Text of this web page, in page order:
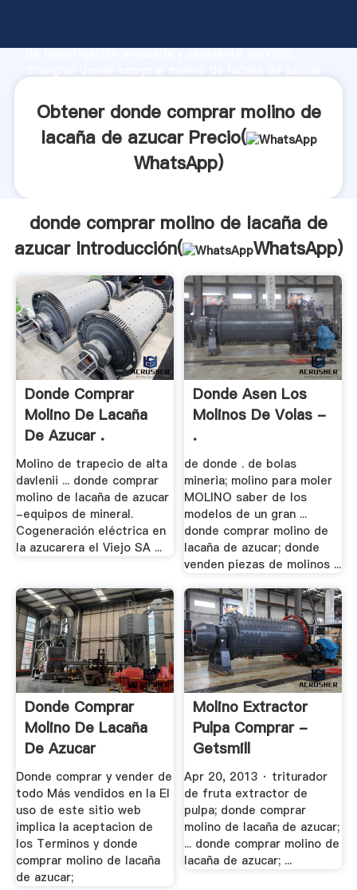
de investigación avanzada y excelente servicio,
clientes.
Obtener donde comprar molino de
lacaña de azucar Precio(
WhatsApp)
donde comprar molino de lacaña de
azucar Introducción(
WhatsApp)
Donde Comprar
Molino De Lacaña
De Azucar .
Molino de trapecio de alta
davlenii ... donde comprar
molino de lacaña de azucar
-equipos de mineral.
Cogeneración eléctrica en
la azucarera el Viejo SA ...
Donde Asen Los
Molinos De Volas -
.
de donde . de bolas
mineria; molino para moler
MOLINO saber de los
modelos de un gran ...
donde comprar molino de
lacaña de azucar; donde
venden piezas de molinos ...
Donde Comprar
Molino De Lacaña
De Azucar
Donde comprar y vender de
todo Más vendidos en la El
uso de este sitio web
implica la aceptacion de
los Terminos y donde
comprar molino de lacaña
de azucar;
Molino Extractor
Pulpa Comprar -
Getsmill
Apr 20, 2013 · triturador
de fruta extractor de
pulpa; donde comprar
molino de lacaña de azucar;
... donde comprar molino de
lacaña de azucar; ...